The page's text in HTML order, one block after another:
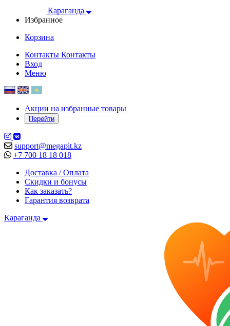
Караганда
Избранное
Корзина
Контакты Контакты
Вход
Меню
Акции на избранные товары
Перейти
support@megapit.kz
+7 700 18 18 018
Доставка / Оплата
Скидки и бонусы
Как заказать?
Гарантия возврата
Караганда